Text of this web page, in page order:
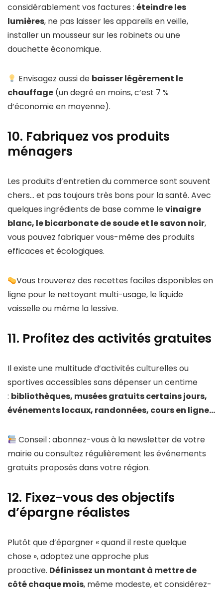
considérablement vos factures : éteindre les
lumières, ne pas laisser les appareils en veille,
installer un mousseur sur les robinets ou une
douchette économique.
Envisagez aussi de baisser légèrement le
chauffage (un degré en moins, c’est 7 %
d’économie en moyenne).
10. Fabriquez vos produits
ménagers
Les produits d’entretien du commerce sont souvent
chers… et pas toujours très bons pour la santé. Avec
quelques ingrédients de base comme levinaigre
blanc, le bicarbonate de soude et le savon noir,
vous pouvez fabriquer vous-même des produits
efficaces et écologiques.
Vous trouverez des recettes faciles disponibles en
ligne pour le nettoyant multi-usage, le liquide
vaisselle ou même la lessive.
11. Profitez des activités gratuites
Il existe une multitude d’activités culturelles ou
sportives accessibles sans dépenser un centime
: bibliothèques, musées gratuits certains jours,
événements locaux, randonnées, cours en ligne…
Conseil : abonnez-vous à la newsletter de votre
mairie ou consultez régulièrement les événements
gratuits proposés dans votre région.
12. Fixez-vous des objectifs
d’épargne réalistes
Plutôt que d’épargner « quand il reste quelque
chose », adoptez une approche plus
proactive. Définissez un montant à mettre de
côté chaque mois, même modeste, et considérez-